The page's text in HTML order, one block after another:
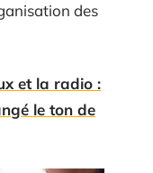
des
et la radio :
le ton de